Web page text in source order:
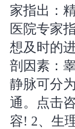
家指出：
医院专家
想及时的
剖因素：
静脉可分
通。点击
容! 2、生